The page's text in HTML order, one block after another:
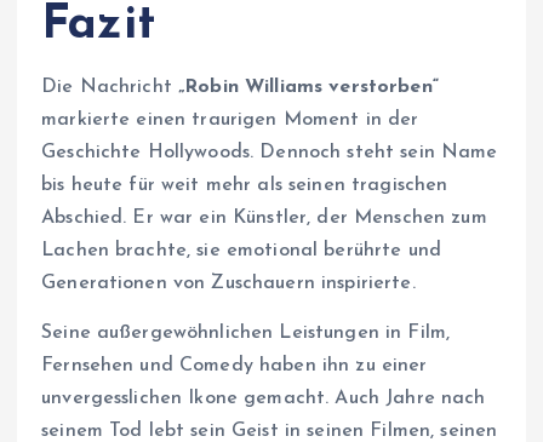
Fazit
Die Nachricht„Robin Williams verstorben“
markierte einen traurigen Moment in der
Geschichte Hollywoods. Dennoch steht sein Name
bis heute für weit mehr als seinen tragischen
Abschied. Er war ein Künstler, der Menschen zum
Lachen brachte, sie emotional berührte und
Generationen von Zuschauern inspirierte.
Seine außergewöhnlichen Leistungen in Film,
Fernsehen und Comedy haben ihn zu einer
unvergesslichen Ikone gemacht. Auch Jahre nach
seinem Tod lebt sein Geist in seinen Filmen, seinen